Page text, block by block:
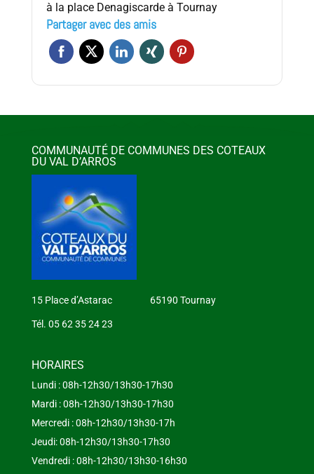
à la place Denagiscarde à Tournay
Partager avec des amis
COMMUNAUTÉ DE COMMUNES DES COTEAUX
DU VAL D’ARROS
15 Place d’Astarac 65190 Tournay
Tél. 05 62 35 24 23
HORAIRES
Lundi : 08h-12h30/13h30-17h30
Mardi : 08h-12h30/13h30-17h30
Mercredi : 08h-12h30/13h30-17h
Jeudi: 08h-12h30/13h30-17h30
Vendredi : 08h-12h30/13h30-16h30